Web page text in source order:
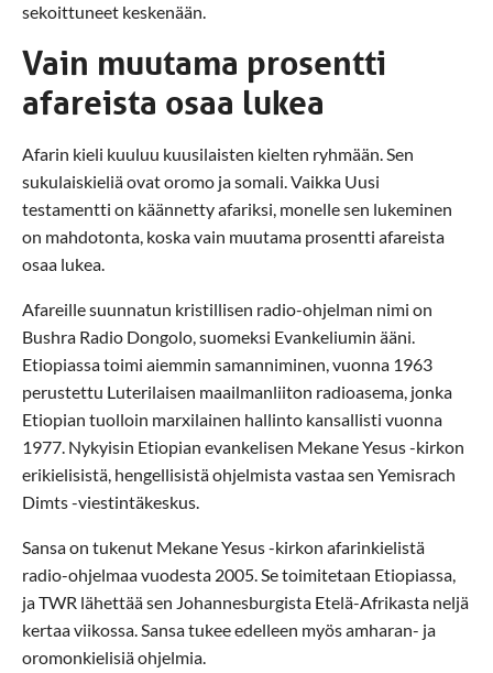
sekoittuneet keskenään.
Vain muutama prosentti
afareista osaa lukea
Afarin kieli kuuluu kuusilaisten kielten ryhmään. Sen
sukulaiskieliä ovat oromo ja somali. Vaikka Uusi
testamentti on käännetty afariksi, monelle sen lukeminen
on mahdotonta, koska vain muutama prosentti afareista
osaa lukea.
Afareille suunnatun kristillisen radio-ohjelman nimi on
Bushra Radio Dongolo, suomeksi Evankeliumin ääni.
Etiopiassa toimi aiemmin samanniminen, vuonna 1963
perustettu Luterilaisen maailmanliiton radioasema, jonka
Etiopian tuolloin marxilainen hallinto kansallisti vuonna
1977. Nykyisin Etiopian evankelisen Mekane Yesus -kirkon
erikielisistä, hengellisistä ohjelmista vastaa sen Yemisrach
Dimts -viestintäkeskus.
Sansa on tukenut Mekane Yesus -kirkon afarinkielistä
radio-ohjelmaa vuodesta 2005. Se toimitetaan Etiopiassa,
ja TWR lähettää sen Johannesburgista Etelä-Afrikasta neljä
kertaa viikossa. Sansa tukee edelleen myös amharan- ja
oromonkielisiä ohjelmia.